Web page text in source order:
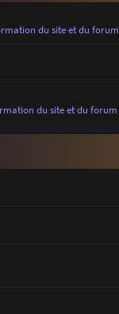
du site et du forum
du site et du forum